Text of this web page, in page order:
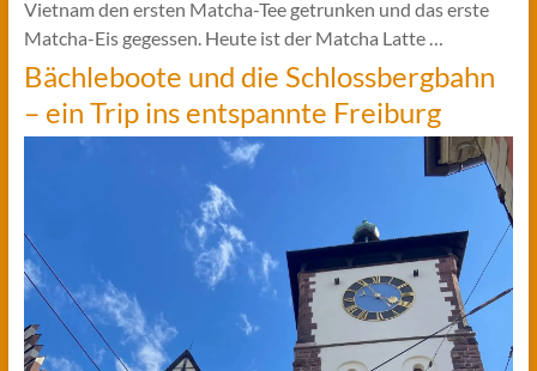
Vietnam den ersten Matcha-Tee getrunken und das erste
Matcha-Eis gegessen. Heute ist der Matcha Latte …
Bächleboote und die Schlossbergbahn
– ein Trip ins entspannte Freiburg